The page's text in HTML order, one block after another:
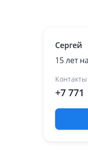
Cергей
15 лет
+7 771